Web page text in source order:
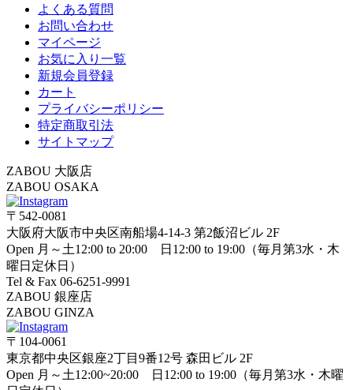
よくある質問
お問い合わせ
マイページ
お気に入り一覧
新規会員登録
カート
プライバシーポリシー
特定商取引法
サイトマップ
ZABOU 大阪店
ZABOU OSAKA
〒542-0081
大阪府大阪市中央区南船場4-14-3 第2飯沼ビル 2F
Open 月～土12:00 to 20:00 日12:00 to 19:00（毎月第3水・木
曜日定休日）
Tel & Fax 06-6251-9991
ZABOU 銀座店
ZABOU GINZA
〒104-0061
東京都中央区銀座2丁目9番12号 森田ビル 2F
Open 月～土12:00~20:00 日12:00 to 19:00（毎月第3水・木曜